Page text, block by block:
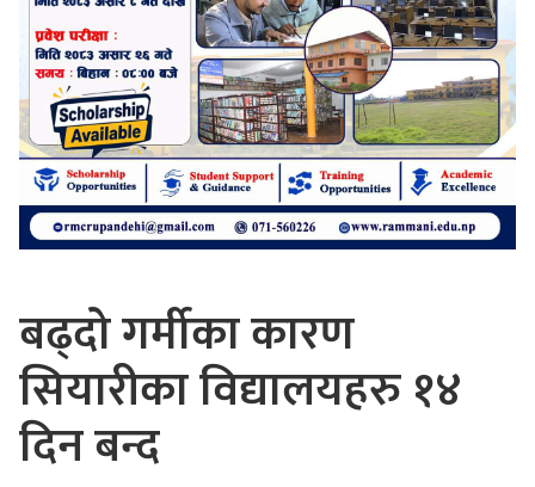
बढ्दो गर्मीका कारण
सियारीका विद्यालयहरु १४
दिन बन्द